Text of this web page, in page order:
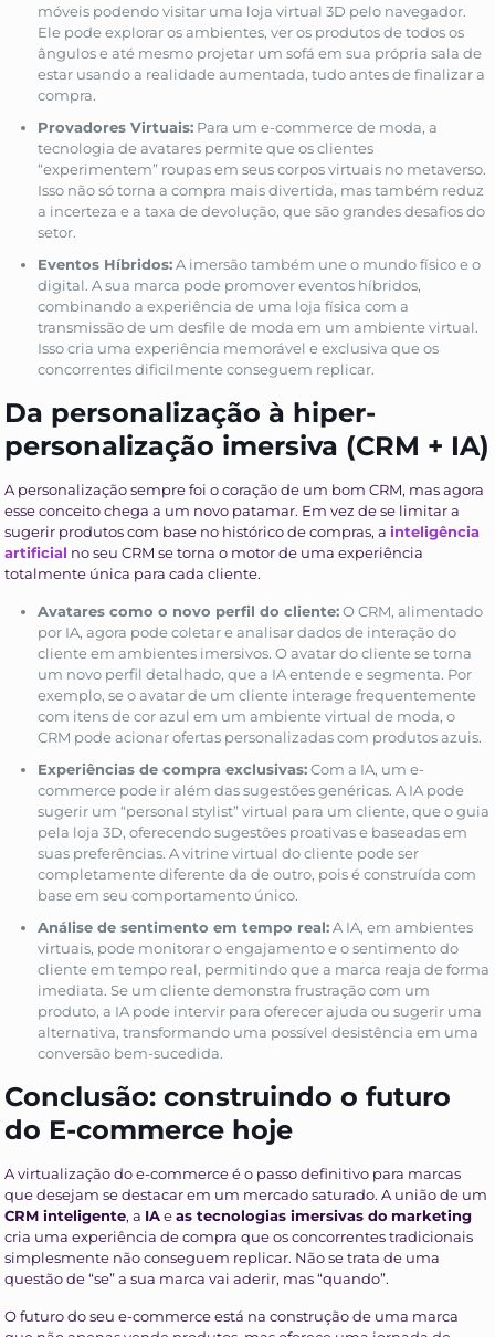
móveis podendo visitar uma loja virtual 3D pelo navegador.
Ele pode explorar os ambientes, ver os produtos de todos os
ângulos e até mesmo projetar um sofá em sua própria sala de
estar usando a realidade aumentada, tudo antes de finalizar a
compra.
Provadores Virtuais: Para um e-commerce de moda, a
tecnologia de avatares permite que os clientes
“experimentem” roupas em seus corpos virtuais no metaverso.
Isso não só torna a compra mais divertida, mas também reduz
a incerteza e a taxa de devolução, que são grandes desafios do
setor.
Eventos Híbridos:A imersão também une o mundo físico e o
digital. A sua marca pode promover eventos híbridos,
combinando a experiência de uma loja física com a
transmissão de um desfile de moda em um ambiente virtual.
Isso cria uma experiência memorável e exclusiva que os
concorrentes dificilmente conseguem replicar.
Da personalização à hiper-
personalização imersiva (CRM + IA)
A personalização sempre foi o coração de um bom CRM, mas agora
esse conceito chega a um novo patamar. Em vez de se limitar a
sugerir produtos com base no histórico de compras, a inteligência
artificial no seu CRM se torna o motor de uma experiência
totalmente única para cada cliente.
Avatares como o novo perfil do cliente:O CRM, alimentado
por IA, agora pode coletar e analisar dados de interação do
cliente em ambientes imersivos. O avatar do cliente se torna
um novo perfil detalhado, que a IA entende e segmenta. Por
exemplo, se o avatar de um cliente interage frequentemente
com itens de cor azul em um ambiente virtual de moda, o
CRM pode acionar ofertas personalizadas com produtos azuis.
Experiências de compra exclusivas:Com a IA, um e-
commerce pode ir além das sugestões genéricas. A IA pode
sugerir um “personal stylist” virtual para um cliente, que o guia
pela loja 3D, oferecendo sugestões proativas e baseadas em
suas preferências. A vitrine virtual do cliente pode ser
completamente diferente da de outro, pois é construída com
base em seu comportamento único.
Análise de sentimento em tempo real:A IA, em ambientes
virtuais, pode monitorar o engajamento e o sentimento do
cliente em tempo real, permitindo que a marca reaja de forma
imediata. Se um cliente demonstra frustração com um
produto, a IA pode intervir para oferecer ajuda ou sugerir uma
alternativa, transformando uma possível desistência em uma
conversão bem-sucedida.
Conclusão: construindo o futuro
do E-commerce hoje
A virtualização do e-commerce é o passo definitivo para marcas
que desejam se destacar em um mercado saturado. A união de um
CRM inteligente, a IAeas tecnologias imersivas do marketing
cria uma experiência de compra que os concorrentes tradicionais
simplesmente não conseguem replicar. Não se trata de uma
questão de “se” a sua marca vai aderir, mas “quando”.
O futuro do seu e-commerce está na construção de uma marca